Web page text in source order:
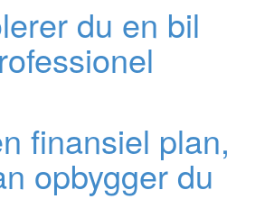
du en bil
finansiel plan,
opbygger du